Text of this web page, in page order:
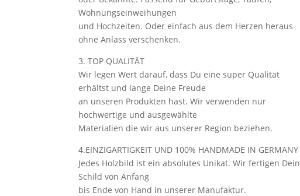
Wohnungseinweihungen
und Hochzeiten. Oder einfach aus dem Herzen heraus
ohne Anlass verschenken.
3. TOP QUALITÄT
Wir legen Wert darauf, dass Du eine super Qualität
erhältst und lange Deine Freude
an unseren Produkten hast. Wir verwenden nur
hochwertige und ausgewählte
Materialien die wir aus unserer Region beziehen.
4.EINZIGARTIGKEIT UND 100% HANDMADE IN GERMANY
Jedes Holzbild ist ein absolutes Unikat. Wir fertigen Dein
Schild von Anfang
bis Ende von Hand in unserer Manufaktur.